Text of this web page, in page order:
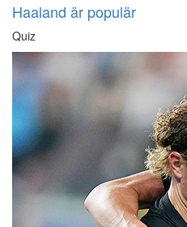
Haaland är populär
Quiz